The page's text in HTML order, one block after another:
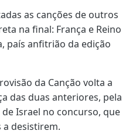
as canções de outros
na final: França e Reino
país anfitrião da edição
da Canção volta a
das duas anteriores, pela
Israel no concurso, que
a desistirem.